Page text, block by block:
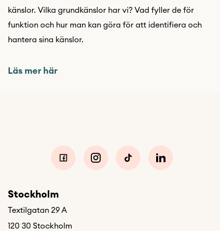
känslor. Vilka grundkänslor har vi? Vad fyller de för
funktion och hur man kan göra för att identifiera och
hantera sina känslor.
Läs mer här
Stockholm
Textilgatan 29 A
120 30 Stockholm